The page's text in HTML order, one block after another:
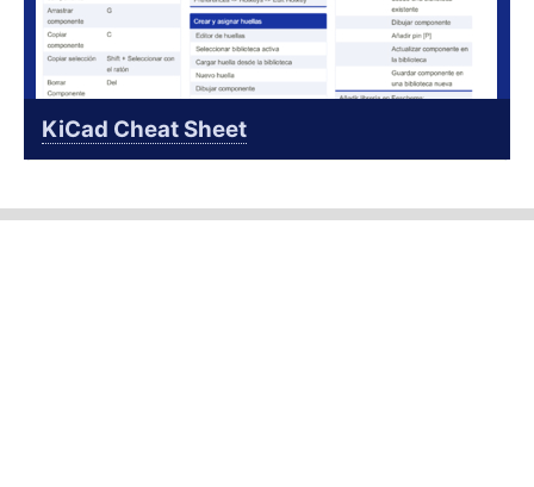
KiCad Cheat Sheet